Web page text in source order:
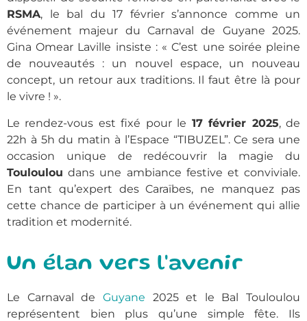
RSMA, le bal du 17 février s’annonce comme un
événement majeur du Carnaval de Guyane 2025.
Gina Omear Laville insiste : « C’est une soirée pleine
de nouveautés : un nouvel espace, un nouveau
concept, un retour aux traditions. Il faut être là pour
le vivre ! ».
Le rendez-vous est fixé pour le 17 février 2025, de
22h à 5h du matin à l’Espace “TIBUZEL”. Ce sera une
occasion unique de redécouvrir la magie du
Touloulou dans une ambiance festive et conviviale.
En tant qu’expert des Caraïbes, ne manquez pas
cette chance de participer à un événement qui allie
tradition et modernité.
Un élan vers l'avenir
Le Carnaval de Guyane 2025 et le Bal Touloulou
représentent bien plus qu’une simple fête. Ils